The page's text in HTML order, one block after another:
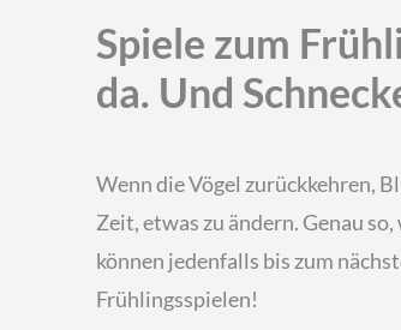
Spiele zum
da. Und
Wenn die Vögel zurückkehren,
Zeit, etwas zu ändern. Genau
können jedenfalls bis zum
Frühlingsspielen!